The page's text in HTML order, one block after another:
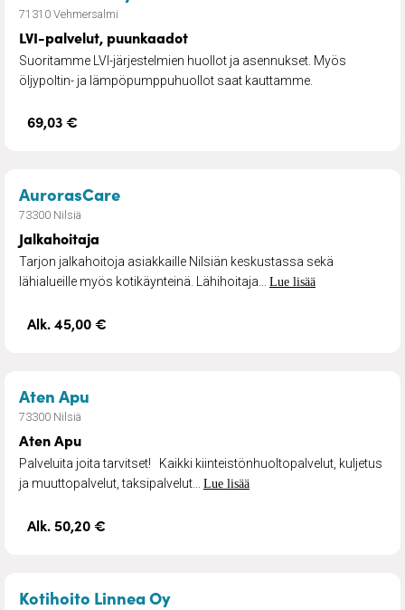
71310 Vehmersalmi
LVI-palvelut, puunkaadot
Suoritamme LVI-järjestelmien huollot ja asennukset. Myös
öljypoltin- ja lämpöpumppuhuollot saat kauttamme.
69,03 €
AurorasCare– Jalkahoitaja
73300 Nilsiä
Jalkahoitaja
Tarjon jalkahoitoja asiakkaille Nilsiän keskustassa sekä
lähialueille myös kotikäynteinä. Lähihoitaja... Lue lisää
Alk. 45,00 €
Aten Apu
73300 Nilsiä
Aten Apu
Palveluita joita tarvitset! Kaikki kiinteistönhuoltopalvelut, kuljetus
ja muuttopalvelut, taksipalvelut... Lue lisää
Alk. 50,20 €
Kotihoito Linnea Oy– Kotisairaanhoito